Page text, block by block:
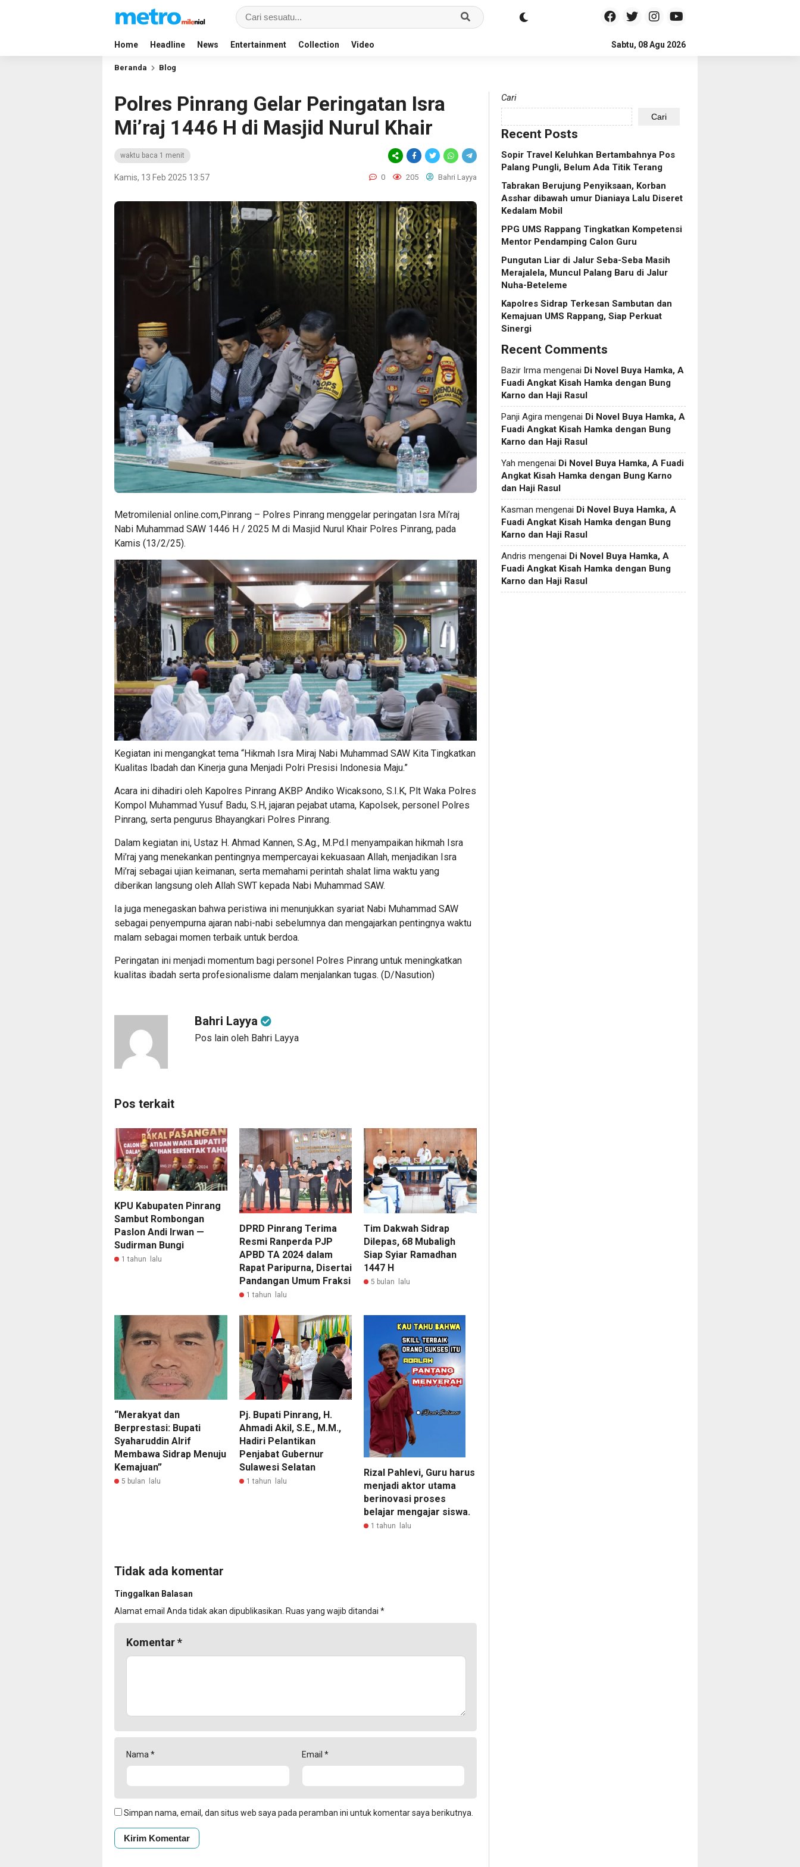
Home Headline News Entertainment Collection Video Sabtu, 08 Agu 2026
Beranda Blog
Polres Pinrang Gelar Peringatan Isra
Mi’raj 1446 H di Masjid Nurul Khair
waktu baca 1 menit
Kamis, 13 Feb 2025 13:57 0 205 Bahri Layya
Metromilenial online.com,Pinrang – Polres Pinrang menggelar peringatan Isra Mi’raj
Nabi Muhammad SAW 1446 H / 2025 M di Masjid Nurul Khair Polres Pinrang, pada
Kamis (13/2/25).
Kegiatan ini mengangkat tema “Hikmah Isra Miraj Nabi Muhammad SAW Kita Tingkatkan
Kualitas Ibadah dan Kinerja guna Menjadi Polri Presisi Indonesia Maju.”
Acara ini dihadiri oleh Kapolres Pinrang AKBP Andiko Wicaksono, S.I.K, Plt Waka Polres
Kompol Muhammad Yusuf Badu, S.H, jajaran pejabat utama, Kapolsek, personel Polres
Pinrang, serta pengurus Bhayangkari Polres Pinrang.
Dalam kegiatan ini, Ustaz H. Ahmad Kannen, S.Ag., M.Pd.I menyampaikan hikmah Isra
Mi’raj yang menekankan pentingnya mempercayai kekuasaan Allah, menjadikan Isra
Mi’raj sebagai ujian keimanan, serta memahami perintah shalat lima waktu yang
diberikan langsung oleh Allah SWT kepada Nabi Muhammad SAW.
Ia juga menegaskan bahwa peristiwa ini menunjukkan syariat Nabi Muhammad SAW
sebagai penyempurna ajaran nabi-nabi sebelumnya dan mengajarkan pentingnya waktu
malam sebagai momen terbaik untuk berdoa.
Peringatan ini menjadi momentum bagi personel Polres Pinrang untuk meningkatkan
kualitas ibadah serta profesionalisme dalam menjalankan tugas. (D/Nasution)
Bahri Layya
Pos lain oleh Bahri Layya
Pos terkait
KPU Kabupaten Pinrang
Sambut Rombongan
Paslon Andi Irwan —
Sudirman Bungi
1 tahun lalu
DPRD Pinrang Terima
Resmi Ranperda PJP
APBD TA 2024 dalam
Rapat Paripurna, Disertai
Pandangan Umum Fraksi
1 tahun lalu
Tim Dakwah Sidrap
Dilepas, 68 Mubaligh
Siap Syiar Ramadhan
1447 H
5 bulan lalu
“Merakyat dan
Berprestasi: Bupati
Syaharuddin Alrif
Membawa Sidrap Menuju
Kemajuan”
5 bulan lalu
Pj. Bupati Pinrang, H.
Ahmadi Akil, S.E., M.M.,
Hadiri Pelantikan
Penjabat Gubernur
Sulawesi Selatan
1 tahun lalu
Rizal Pahlevi, Guru harus
menjadi aktor utama
berinovasi proses
belajar mengajar siswa.
1 tahun lalu
Tidak ada komentar
Tinggalkan Balasan
Alamat email Anda tidak akan dipublikasikan. Ruas yang wajib ditandai *
Komentar*
Nama * Email *
Simpan nama, email, dan situs web saya pada peramban ini untuk komentar saya berikutnya.
Cari
Cari
Recent Posts
Sopir Travel Keluhkan Bertambahnya Pos
Palang Pungli, Belum Ada Titik Terang
Tabrakan Berujung Penyiksaan, Korban
Asshar dibawah umur Dianiaya Lalu Diseret
Kedalam Mobil
PPG UMS Rappang Tingkatkan Kompetensi
Mentor Pendamping Calon Guru
Pungutan Liar di Jalur Seba-Seba Masih
Merajalela, Muncul Palang Baru di Jalur
Nuha-Beteleme
Kapolres Sidrap Terkesan Sambutan dan
Kemajuan UMS Rappang, Siap Perkuat
Sinergi
Recent Comments
Bazir Irma mengenai Di Novel Buya Hamka, A
Fuadi Angkat Kisah Hamka dengan Bung
Karno dan Haji Rasul
Panji Agira mengenai Di Novel Buya Hamka, A
Fuadi Angkat Kisah Hamka dengan Bung
Karno dan Haji Rasul
Yah mengenai Di Novel Buya Hamka, A Fuadi
Angkat Kisah Hamka dengan Bung Karno
dan Haji Rasul
Kasman mengenai Di Novel Buya Hamka, A
Fuadi Angkat Kisah Hamka dengan Bung
Karno dan Haji Rasul
Andris mengenai Di Novel Buya Hamka, A
Fuadi Angkat Kisah Hamka dengan Bung
Karno dan Haji Rasul